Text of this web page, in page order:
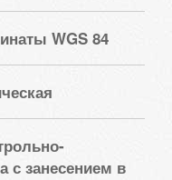
WGS 84
с занесением в